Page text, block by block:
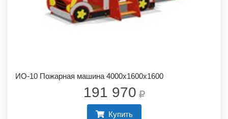
ИО-10 Пожарная машина 4000х1600х1600
191 970
Купить